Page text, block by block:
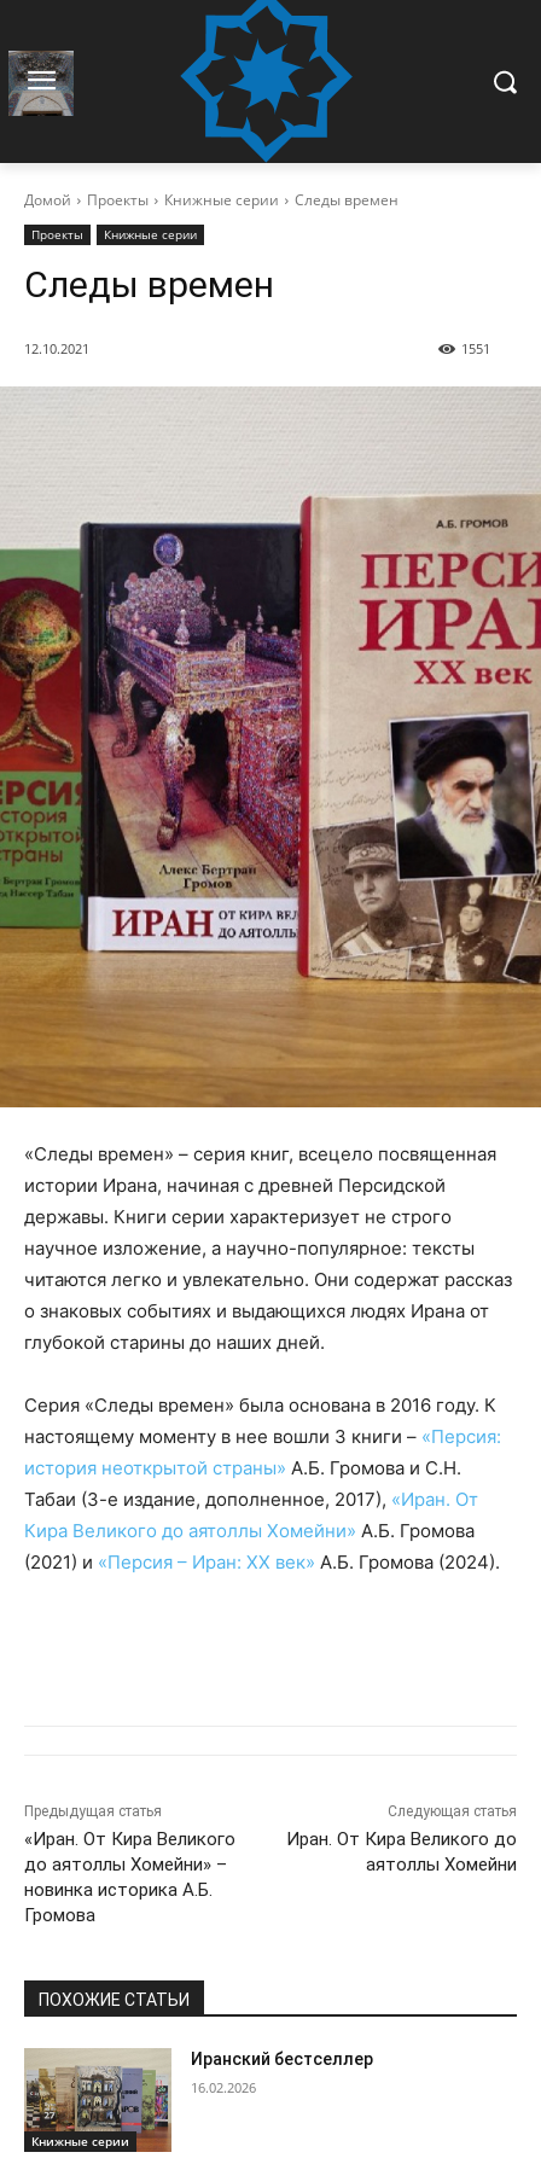
Домой Проекты Книжные серии Следы времен
Проекты Книжные серии
Следы времен
12.10.2021 1551
«Следы времен» – серия книг, всецело посвященная
истории Ирана, начиная с древней Персидской
державы. Книги серии характеризует не строго
научное изложение, а научно-популярное: тексты
читаются легко и увлекательно. Они содержат рассказ
о знаковых событиях и выдающихся людях Ирана от
глубокой старины до наших дней.
Серия «Следы времен» была основана в 2016 году. К
настоящему моменту в нее вошли 3 книги – «Персия:
история неоткрытой страны» А.Б. Громова и С.Н.
Табаи (3-е издание, дополненное, 2017), «Иран. От
Кира Великого до аятоллы Хомейни» А.Б. Громова
(2021) и «Персия – Иран: ХХ век» А.Б. Громова (2024).
Предыдущая статья
«Иран. От Кира Великого
до аятоллы Хомейни» –
новинка историка А.Б.
Громова
Следующая статья
Иран. От Кира Великого до
аятоллы Хомейни
ПОХОЖИЕ СТАТЬИ
Книжные серии
Иранский бестселлер
16.02.2026